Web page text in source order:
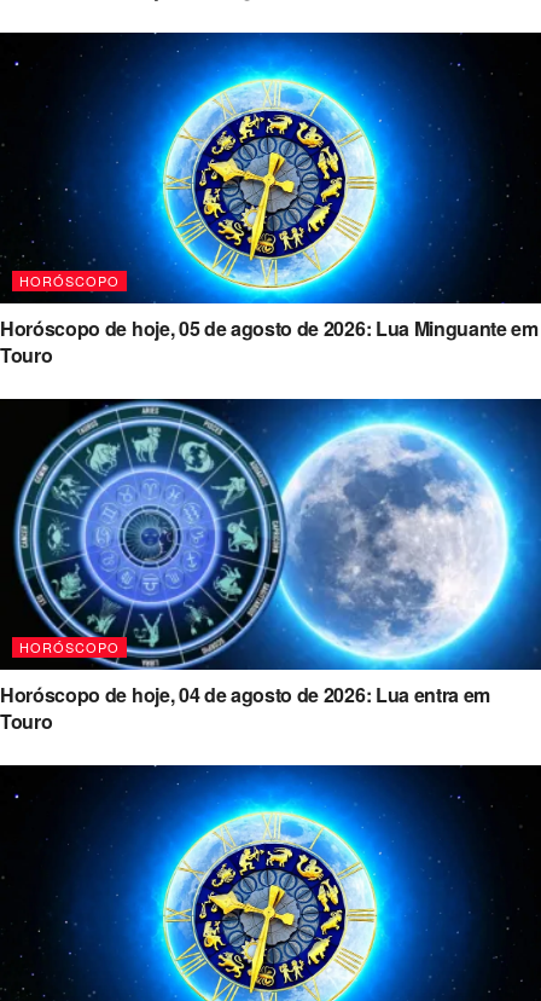
HORÓSCOPO
Horóscopo de hoje, 05 de agosto de 2026: Lua Minguante em
Touro
HORÓSCOPO
Horóscopo de hoje, 04 de agosto de 2026: Lua entra em
Touro